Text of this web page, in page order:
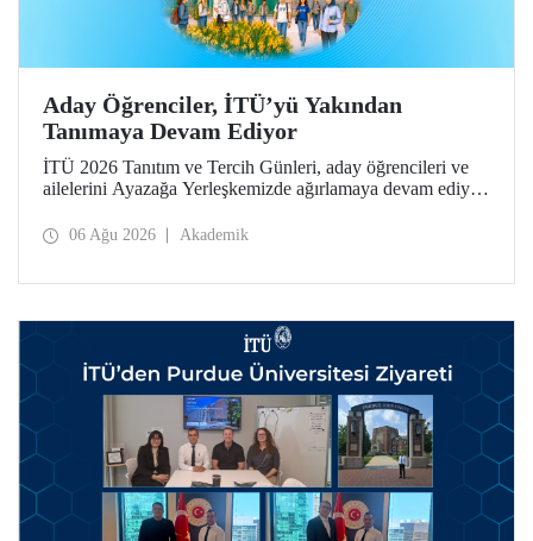
Aday Öğrenciler, İTÜ’yü Yakından
Tanımaya Devam Ediyor
İTÜ 2026 Tanıtım ve Tercih Günleri, aday öğrencileri ve
ailelerini Ayazağa Yerleşkemizde ağırlamaya devam ediyor.
ilgili fakülte ve birimler adaylara bilgi vermeye devam
06 Ağu 2026 Akademik